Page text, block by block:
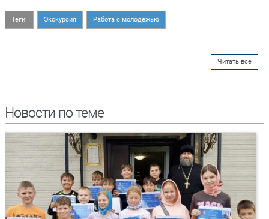
Теги: Экскурсия Работа с молодёжью
Читать все
Новости по теме